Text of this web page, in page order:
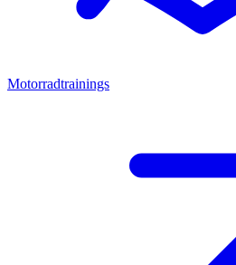
Motorradtrainings